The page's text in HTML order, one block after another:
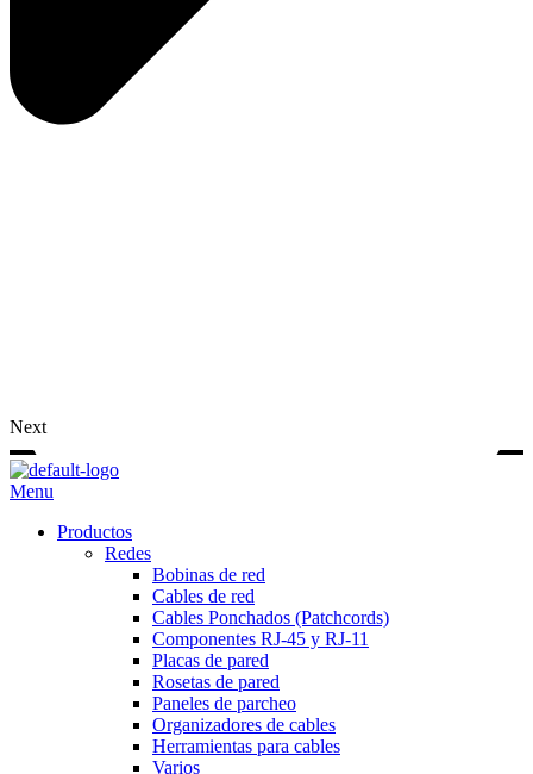
Next
Menu
Productos
Redes
Bobinas de red
Cables de red
Cables Ponchados (Patchcords)
Componentes RJ-45 y RJ-11
Placas de pared
Rosetas de pared
Paneles de parcheo
Organizadores de cables
Herramientas para cables
Varios